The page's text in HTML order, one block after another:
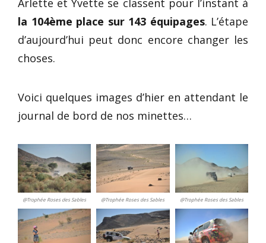
Arlette et Yvette se classent pour l’instant à
la 104ème place sur 143 équipages. L’étape
d’aujourd’hui peut donc encore changer les
choses.
Voici quelques images d’hier en attendant le
journal de bord de nos minettes…
@Trophée Roses des Sables @Trophée Roses des Sables @Trophée Roses des Sables